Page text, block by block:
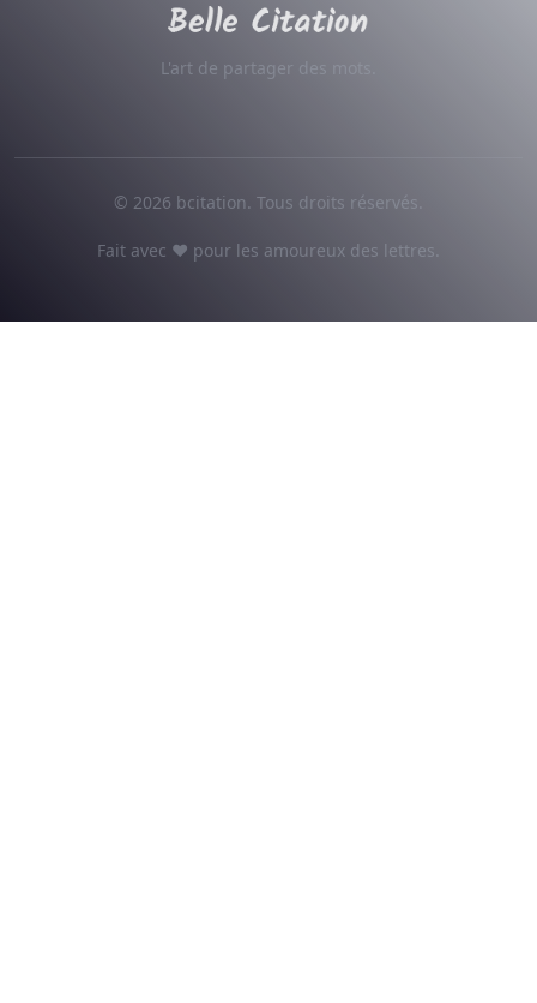
L'art de partager des mots.
© 2026 bcitation. Tous droits réservés.
Fait avec ♥ pour les amoureux des lettres.